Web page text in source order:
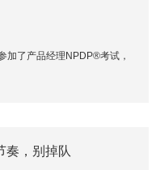
了产品经理NPDP®考试，
奏，别掉队